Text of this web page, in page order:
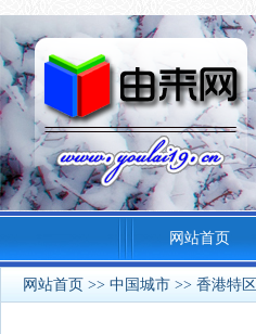
网站首页
网站首页 >> 中国城市 >> 香港特区